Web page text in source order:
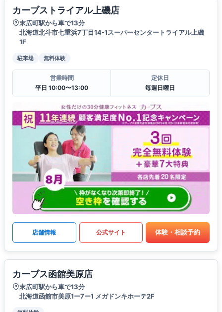
カーブストライアル上磯店
末広町駅から車で13分
北海道北斗市七重浜7丁目14-1スーパーセンタートライアル上磯
1F
駐車場 無料体験
営業時間
平日 10:00〜13:00
定休日
毎週日曜日
店舗情報 公式サイト 体験・相談予約
カーブス函館美原店
末広町駅から車で13分
北海道函館市美原1ー7ー1 メガドンキホーテ2F